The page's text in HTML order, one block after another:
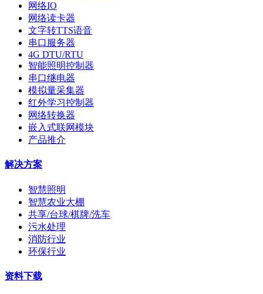
网络IO
网络读卡器
文字转TTS语音
串口服务器
4G DTU/RTU
智能照明控制器
串口继电器
模拟量采集器
红外学习控制器
网络转换器
嵌入式联网模块
产品推介
解决方案
智慧照明
智慧农业大棚
共享/台球/棋牌/洗车
污水处理
消防行业
环保行业
资料下载